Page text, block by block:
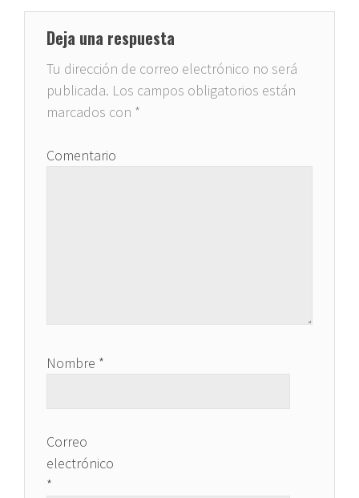
Deja una respuesta
Tu dirección de correo electrónico no será
publicada. Los campos obligatorios están
marcados con *
Comentario
Nombre *
Correo
electrónico
*